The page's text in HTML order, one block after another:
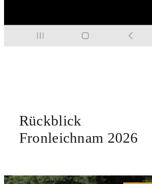
Rückblick
Fronleichnam 2026